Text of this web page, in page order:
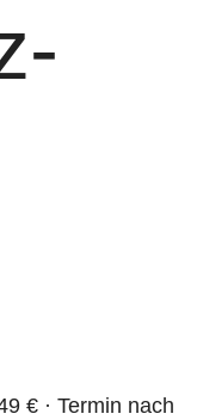
€ · Termin nach